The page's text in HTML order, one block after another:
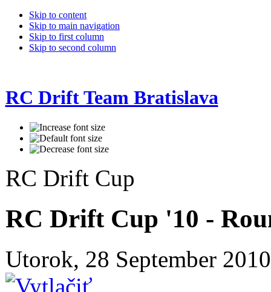
Skip to content
Skip to main navigation
Skip to first column
Skip to second column
RC Drift Team Bratislava
RC Drift Cup
RC Drift Cup '10 -
Utorok, 28 September